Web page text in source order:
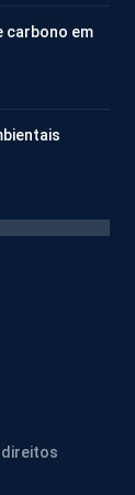
carbono em
direitos